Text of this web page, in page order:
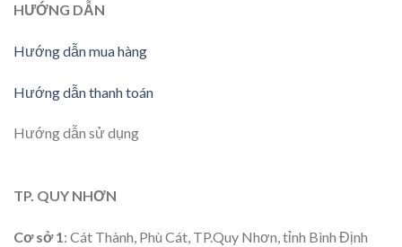
HƯỚNG DẪN
Hướng dẫn mua hàng
Hướng dẫn thanh toán
Hướng dẫn sử dụng
TP. QUY NHƠN
Cơ sở 1: Cát Thành, Phù Cát, TP.Quy Nhơn, tỉnh Bình Định